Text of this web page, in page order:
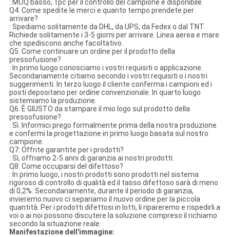
: MOQ basso, 1pc per il controllo del campione è disponibile.
Q4. Come spedite le merci e quanto tempo prendete per
arrivare?
: Spediamo solitamente da DHL, da UPS, da Fedex o dal TNT.
Richiede solitamente i 3-5 giorni per arrivare. Linea aerea e mare
che spediscono anche facoltativo.
Q5. Come continuare un ordine per il prodotto della
pressofusione?
: In primo luogo conosciamo i vostri requisiti o applicazione.
Secondariamente citiamo secondo i vostri requisiti o i nostri
suggerimenti. In terzo luogo il cliente conferma i campioni ed i
posti depositano per ordine convenzionale. In quarto luogo
sistemiamo la produzione.
Q6. È GIUSTO da stampare il mio logo sul prodotto della
pressofusione?
: Sì. Informici prego formalmente prima della nostra produzione
e confermi la progettazione in primo luogo basata sul nostro
campione.
Q7: Offrite garantite per i prodotti?
: Sì, offriamo 2-5 anni di garanzia ai nostri prodotti.
Q8: Come occuparsi del difettoso?
: In primo luogo, i nostri prodotti sono prodotti nel sistema
rigoroso di controllo di qualità ed il tasso difettoso sarà di meno
di 0,2%. Secondariamente, durante il periodo di garanzia,
invieremo nuovo ci separiamo il nuovo ordine per la piccola
quantità. Per i prodotti difettosi in lotti, li ripareremo e rispedirli a
voi o ai noi possono discutere la soluzione compreso il richiamo
secondo la situazione reale.
Manifestazione dell'immagine: